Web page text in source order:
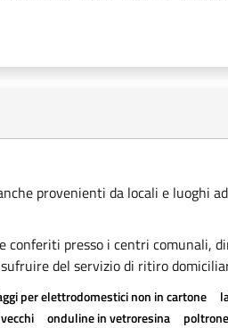
provenienti da locali e luoghi
conferiti presso i centri comunali,
del servizio di ritiro
per elettrodomestici non in cartone
onduline in vetroresina